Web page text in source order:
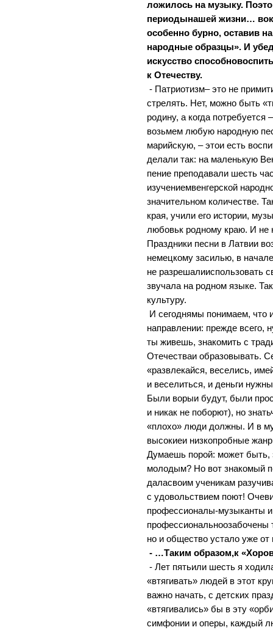
ложилось на музыку.
периодынашей жизни…
особенно бурно, оставив
народные образцы». И
искусство
к Отечеству.
- Патриотизм– это не
стрелять. Нет, можно быть
родину, а когда
возьмем любую народную
марийскую, – этои есть
делали так: на маленькую
пение преподавали шесть
изучениемвенгерской
значительном количестве.
края, учили его истории,
любовьк родному краю. И не
Праздники песни в Латвии
немецкому засилью, в
не разрешалииспользовать
звучала на родном языке.
культуру.
И сегоднямы понимаем, что
направлении: прежде всего,
ты живешь, знакомить с
Отечестваи образовывать.
«развлекайся, веселись,
и веселиться, и деньги
Были ворыи будут, были
и никак не поборют), но
«плохо» люди должны. И в
высокиеи низкопробные
Думаешь порой: может быть,
молодым? Но вот знакомый
даласвоим ученикам
с удовольствием поют!
профессионалы-музыканты
но и общество устало уже
- …Таким образом,к
- Лет пятьили шесть я
«втягивать» людей в этот
важно начать, с детских
«втягивались» бы в эту
симфонии и оперы, каждый